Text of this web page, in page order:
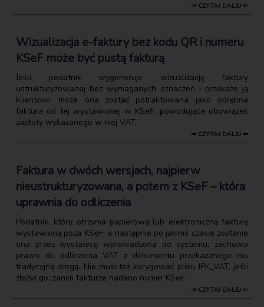
⇒ CZYTAJ DALEJ ⇐
Wizualizacja e-faktury bez kodu QR i numeru
KSeF może być pustą fakturą
Jeśli podatnik wygeneruje wizualizację faktury
ustrukturyzowanej bez wymaganych oznaczeń i przekaże ją
klientowi, może ona zostać potraktowana jako odrębna
faktura od tej wystawionej w KSeF, powodująca obowiązek
zapłaty wykazanego w niej VAT.
⇒ CZYTAJ DALEJ ⇐
Faktura w dwóch wersjach, najpierw
nieustrukturyzowana, a potem z KSeF – która
uprawnia do odliczenia
Podatnik, który otrzyma papierową lub elektroniczną fakturę
wystawioną poza KSeF, a następnie po jakimś czasie zostanie
ona przez wystawcę wprowadzona do systemu, zachowa
prawo do odliczenia VAT z dokumentu przekazanego mu
tradycyjną drogą. Nie musi też korygować pliku JPK_VAT, jeśli
złożył go, zanim fakturze nadano numer KSeF.
⇒ CZYTAJ DALEJ ⇐